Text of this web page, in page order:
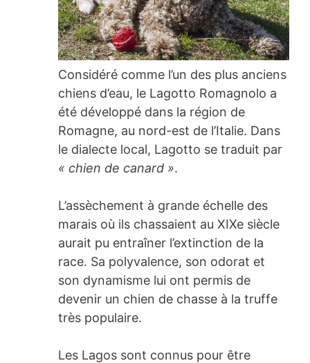
Considéré comme l’un des plus anciens
chiens d’eau, le Lagotto Romagnolo a
été développé dans la région de
Romagne, au nord-est de l’Italie. Dans
le dialecte local, Lagotto se traduit par
« chien de canard ».
L’assèchement à grande échelle des
marais où ils chassaient au XIXe siècle
aurait pu entraîner l’extinction de la
race. Sa polyvalence, son odorat et
son dynamisme lui ont permis de
devenir un chien de chasse à la truffe
très populaire.
Les Lagos sont connus pour être